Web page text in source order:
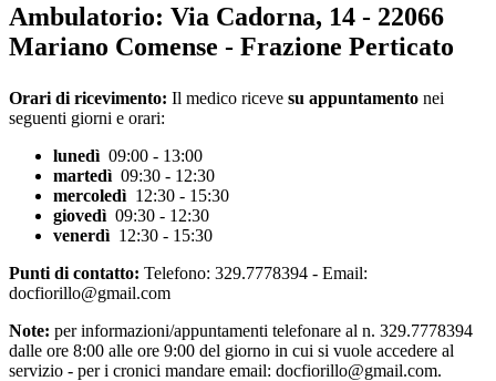
Ambulatorio: Via Cadorna, 14 - 22066
Mariano Comense - Frazione Perticato
Orari di ricevimento: Il medico riceve su appuntamento nei
seguenti giorni e orari:
lunedì 09:00 - 13:00
martedì 09:30 - 12:30
mercoledì 12:30 - 15:30
giovedì 09:30 - 12:30
venerdì 12:30 - 15:30
Punti di contatto: Telefono: 329.7778394 - Email:
docfiorillo@gmail.com
Note: per informazioni/appuntamenti telefonare al n. 329.7778394
dalle ore 8:00 alle ore 9:00 del giorno in cui si vuole accedere al
servizio - per i cronici mandare email: docfiorillo@gmail.com.